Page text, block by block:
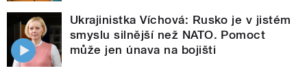
Ukrajinistka Víchová: Rusko je v jistém
smyslu silnější než NATO. Pomoct
může jen únava na bojišti